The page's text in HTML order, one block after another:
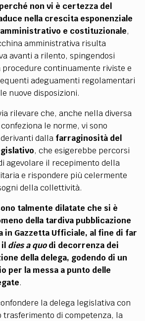
non vi è certezza del
nella crescita esponenziale
e costituzionale,
amministrativa risulta
avanti a rilento, spingendosi
continuamente riviste e
adeguamenti regolamentari
nuove disposizioni.
rilevare che, anche nella diversa
le norme, vi sono
dalla farraginosità del
, che esigerebbe percorsi
agevolare il recepimento della
e rispondere più celermente
della collettività.
talmente dilatate che si è
della tardiva pubblicazione
in Gazzetta Ufficiale, al fine di far
il dies a quodi decorrenza dei
della delega, godendo di un
per la messa a punto delle
.
la delega legislativa con
trasferimento di competenza, la